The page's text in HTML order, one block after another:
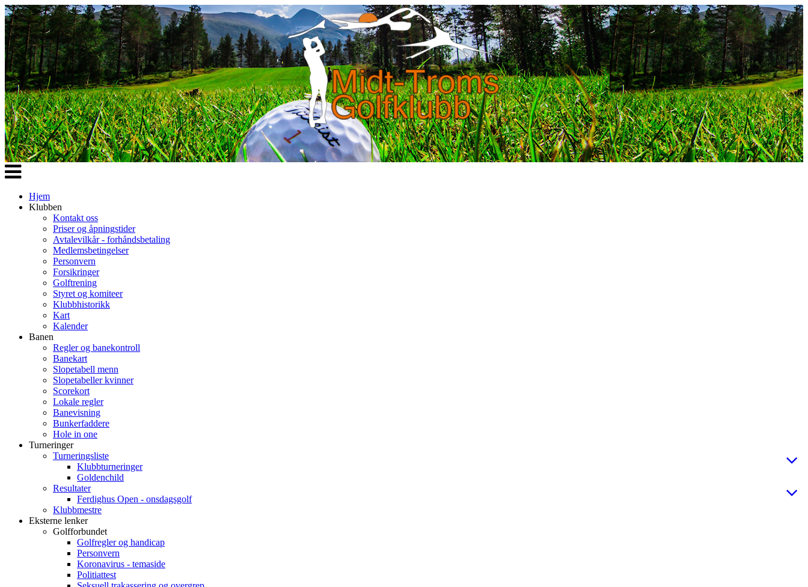
Veksle
navigasjon
Hjem
Klubben
Kontakt oss
Priser og åpningstider
Avtalevilkår - forhåndsbetaling
Medlemsbetingelser
Personvern
Forsikringer
Golftrening
Styret og komiteer
Klubbhistorikk
Kart
Kalender
Banen
Regler og banekontroll
Banekart
Slopetabell menn
Slopetabeller kvinner
Scorekort
Lokale regler
Banevisning
Bunkerfaddere
Hole in one
Turneringer
Turneringsliste
Klubbturneringer
Goldenchild
Resultater
Ferdighus Open - onsdagsgolf
Klubbmestre
Eksterne lenker
Golfforbundet
Golfregler og handicap
Personvern
Koronavirus - temaside
Politiattest